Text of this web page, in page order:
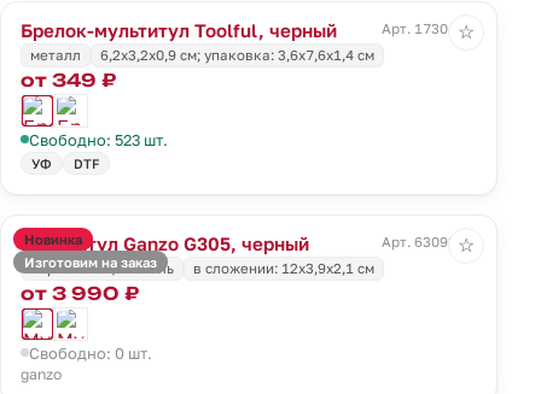
Брелок-мультитул Toolful, черный
Арт. 17301.30
металл
6,2x3,2x0,9 см; упаковка: 3,6x7,6x1,4 см
от 349 ₽
Свободно: 523 шт.
УФ DTF
☆
Новинка
Изготовим на заказ
Мультитул Ganzo G305, черный
Арт. 63092.30
нержавеющая сталь
в сложении: 12х3,9х2,1 см
от 3 990 ₽
Свободно: 0 шт.
ganzo
☆